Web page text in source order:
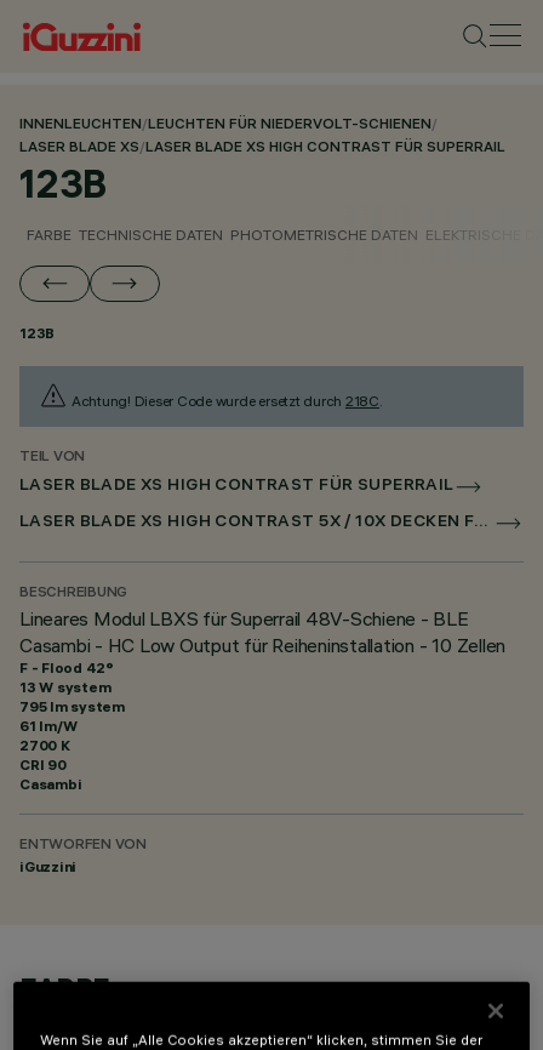
INNENLEUCHTEN/LEUCHTEN FÜR NIEDERVOLT-SCHIENEN/
LASER BLADE XS/LASER BLADE XS HIGH CONTRAST FÜR SUPERRAIL
123B
FARBE TECHNISCHE DATEN PHOTOMETRISCHE DATEN ELEKTRISCHE
123B
Achtung! Dieser Code wurde ersetzt durch 218C.
TEIL VON
LASER BLADE XS HIGH CONTRAST FÜR SUPERRAIL
LASER BLADE XS HIGH CONTRAST 5X / 10X DECKEN FÜR SUPERRAIL CASAMBI
BESCHREIBUNG
Lineares Modul LBXS für Superrail 48V-Schiene - BLE
Casambi - HC Low Output für Reiheninstallation - 10 Zellen
F - Flood 42°
13 W system
795 lm system
61 lm/W
2700 K
CRI 90
Casambi
ENTWORFEN VON
iGuzzini
FARBE
Wenn Sie auf „Alle Cookies akzeptieren“ klicken, stimmen Sie der